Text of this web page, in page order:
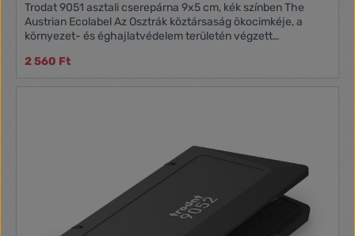
Trodat 9051 asztali cserepárna 9x5 cm, kék színben The
Austrian Ecolabel Az Osztrák köztársaság ökocimkéje, a
környezet- és éghajlatvédelem területén végzett
2 560 Ft